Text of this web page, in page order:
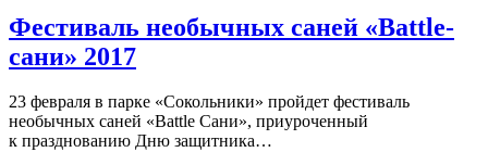
Фестиваль необычных саней «Battle-
сани» 2017
23 февраля в парке «Сокольники» пройдет фестиваль
необычных саней «Battle Сани», приуроченный
к празднованию Дню защитника…